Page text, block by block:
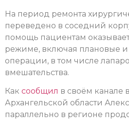
На период ремонта
переведено в соседний
помощь пациентам
режиме, включая плановые и
операции, в том числе
вмешательства.
Как сообщил в своём канале
Архангельской области
параллельно в регионе